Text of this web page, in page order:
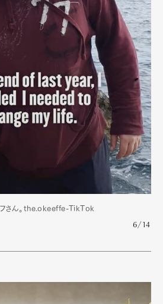
About
Contact
Pen Meet
Pen tw
フさん。the.okeeffe-TikTok
6/14